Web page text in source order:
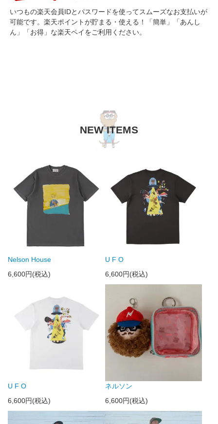
いつもの楽天会員IDとパスワードを使ってスムーズなお支払いが
可能です。楽天ポイントが貯まる・使える！「簡単」「あんし
ん」「お得」な楽天ペイをご利用ください。
NEW ITEMS
Nelson House
6,600円(税込)
U F O
6,600円(税込)
U F O
6,600円(税込)
ネルソン
6,600円(税込)